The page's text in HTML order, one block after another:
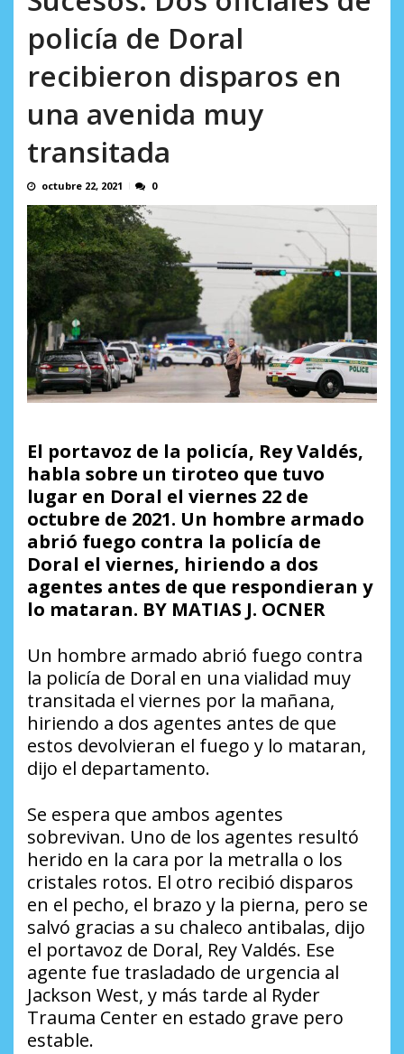
policía de Doral
recibieron disparos en
una avenida muy
transitada
octubre 22, 2021 0
El portavoz de la policía, Rey Valdés,
habla sobre un tiroteo que tuvo
lugar en Doral el viernes 22 de
octubre de 2021. Un hombre armado
abrió fuego contra la policía de
Doral el viernes, hiriendo a dos
agentes antes de que respondieran y
lo mataran. BY MATIAS J. OCNER
Un hombre armado abrió fuego contra
la policía de Doral en una vialidad muy
transitada el viernes por la mañana,
hiriendo a dos agentes antes de que
estos devolvieran el fuego y lo mataran,
dijo el departamento.
Se espera que ambos agentes
sobrevivan. Uno de los agentes resultó
herido en la cara por la metralla o los
cristales rotos. El otro recibió disparos
en el pecho, el brazo y la pierna, pero se
salvó gracias a su chaleco antibalas, dijo
el portavoz de Doral, Rey Valdés. Ese
agente fue trasladado de urgencia al
Jackson West, y más tarde al Ryder
Trauma Center en estado grave pero
estable.